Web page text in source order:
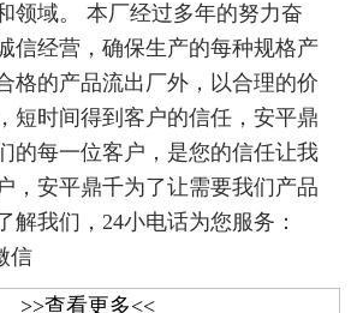
领域。 本厂经过多年的努力奋
信经营，确保生产的每种规格产
格的产品流出厂外，以合理的价
短时间得到客户的信任，安平鼎
的每一位客户，是您的信任让我
，安平鼎千为了让需要我们产品
解我们，24小电话为您服务：
信
>>查看更多<<